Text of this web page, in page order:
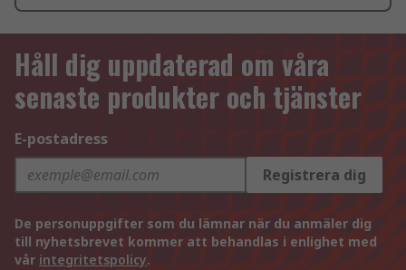
Håll dig uppdaterad om våra
senaste produkter och tjänster
E-postadress
Registrera dig
De personuppgifter som du lämnar när du anmäler dig
till nyhetsbrevet kommer att behandlas i enlighet med
vår integritetspolicy.